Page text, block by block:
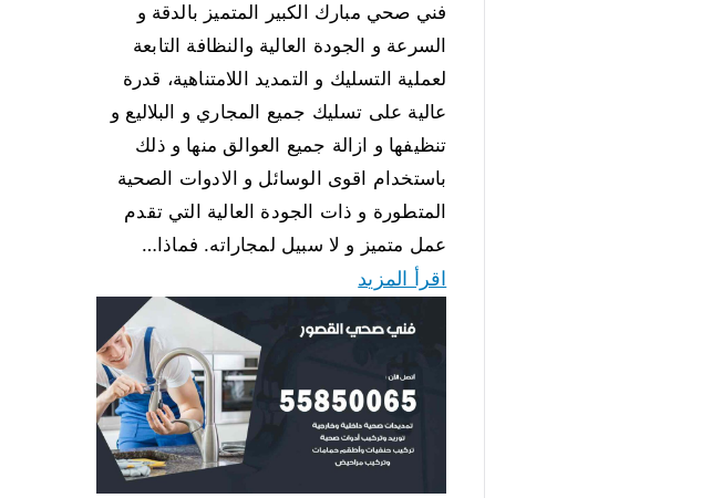
فني صحي مبارك الكبير المتميز بالدقة و
السرعة و الجودة العالية والنظافة التابعة
لعملية التسليك و التمديد اللامتناهية، قدرة
عالية على تسليك جميع المجاري و البلاليع و
تنظيفها و ازالة جميع العوالق منها و ذلك
باستخدام اقوى الوسائل و الادوات الصحية
المتطورة و ذات الجودة العالية التي تقدم
عمل متميز و لا سبيل لمجاراته. فماذا…
اقرأ المزيد